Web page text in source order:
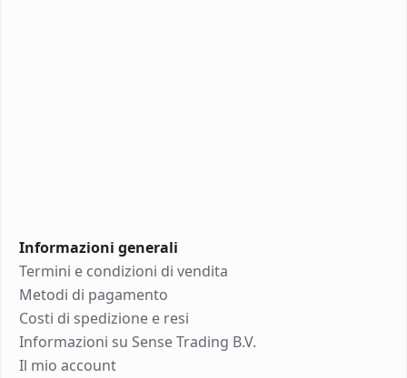
Informazioni generali
Termini e condizioni di vendita
Metodi di pagamento
Costi di spedizione e resi
Informazioni su Sense Trading B.V.
Il mio account